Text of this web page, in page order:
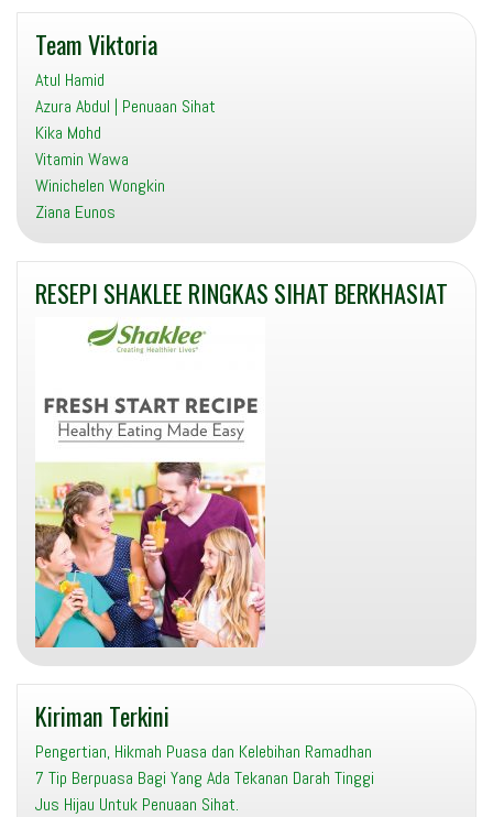
Team Viktoria
Atul Hamid
Azura Abdul | Penuaan Sihat
Kika Mohd
Vitamin Wawa
Winichelen Wongkin
Ziana Eunos
RESEPI SHAKLEE RINGKAS SIHAT BERKHASIAT
Kiriman Terkini
Pengertian, Hikmah Puasa dan Kelebihan Ramadhan
7 Tip Berpuasa Bagi Yang Ada Tekanan Darah Tinggi
Jus Hijau Untuk Penuaan Sihat.